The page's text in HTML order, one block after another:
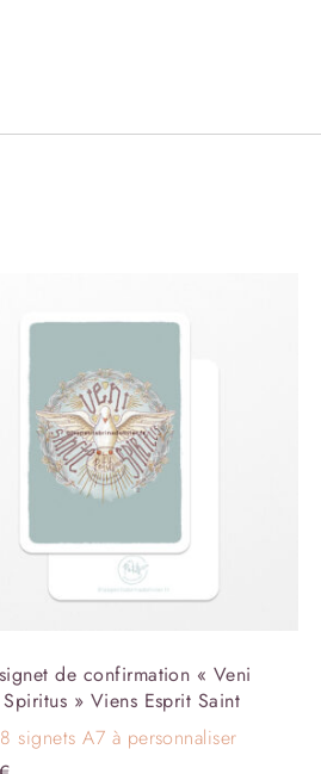
de confirmation « Veni
» Viens Esprit Saint
signets A7 à personnaliser